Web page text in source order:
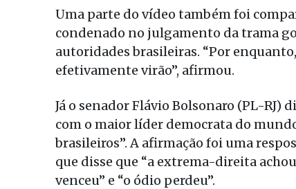
Uma parte do vídeo também foi
condenado no julgamento da trama
autoridades brasileiras. “Por
efetivamente virão”, afirmou.
Já o senador Flávio Bolsonaro (PL-RJ)
com o maior líder democrata do
brasileiros”. A afirmação foi uma
que disse que “a extrema-direita
venceu” e “o ódio perdeu”.